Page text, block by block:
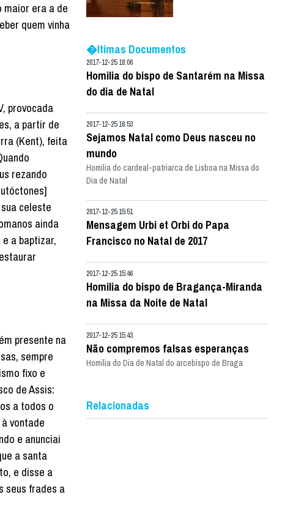
maior era a de
quem vinha
provocada
a partir de
(Kent), feita
rezando
celeste
ainda
a baptizar,
presente na
sempre
fixo e
de Assis:
a todos o
vontade
e anunciai
a santa
e disse a
seus frades a
�ltimas Documentos
2017-12-25 18:06
Homilia do bispo de Santarém na Missa
do dia de Natal
2017-12-25 16:53
Sejamos Natal como Deus nasceu no
mundo
Homilia do cardeal-patriarca de Lisboa na Missa do
Dia de Natal
2017-12-25 15:51
Mensagem Urbi et Orbi do Papa
Francisco no Natal de 2017
2017-12-25 15:46
Homilia do bispo de Bragança-Miranda
na Missa da Noite de Natal
2017-12-25 15:43
Não compremos falsas esperanças
Homilia do Dia de Natal do arcebispo de Braga
Relacionadas